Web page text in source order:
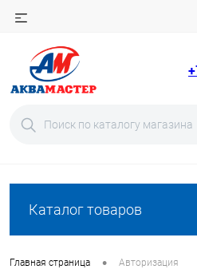
Каталог товаров
Главная страница • Авторизация